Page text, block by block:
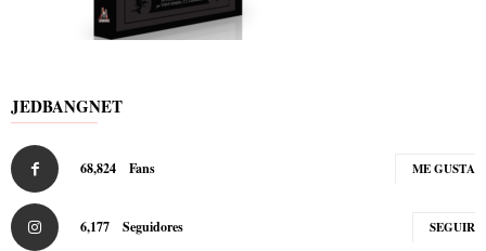
JEDBANGNET
68,824 Fans ME GUSTA
6,177 Seguidores SEGUIR